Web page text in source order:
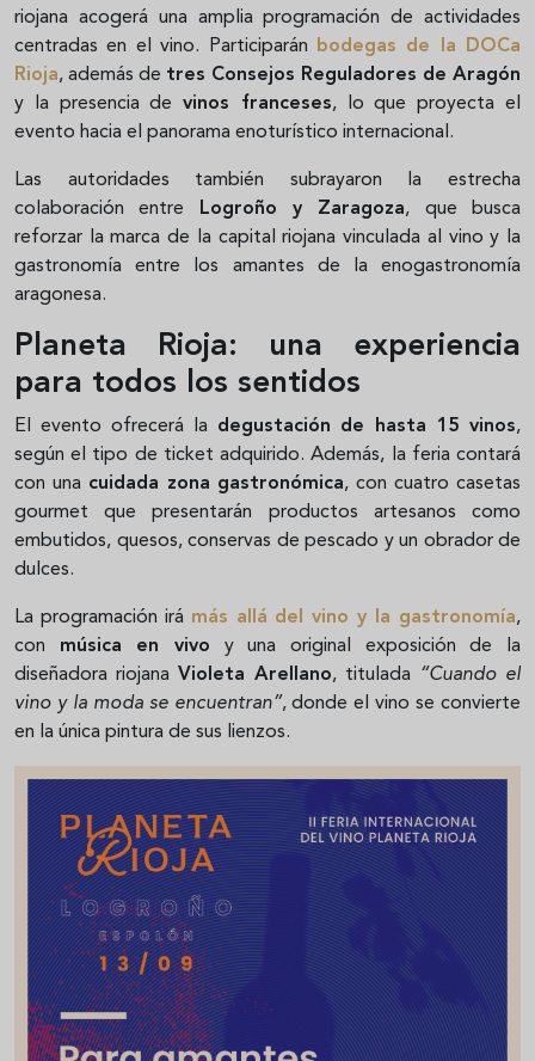
riojana acogerá una amplia programación de actividades
centradas en el vino. Participarán
bodegas de la DOCa
Rioja, además de tres Consejos Reguladores de Aragón
y la presencia devinos franceses, lo que proyecta el
evento hacia el panorama enoturístico internacional.
Las autoridades también subrayaron la estrecha
colaboración entre
Logroño y Zaragoza, que busca
reforzar la marca de la capital riojana vinculada al vino y la
gastronomía entre los amantes de la enogastronomía
aragonesa.
Planeta Rioja: una experiencia
para todos los sentidos
El evento ofrecerá la degustación de hasta 15 vinos,
según el tipo de ticket adquirido. Además, la feria contará
con una cuidada zona gastronómica, con cuatro casetas
gourmet que presentarán productos artesanos como
embutidos, quesos, conservas de pescado y un obrador de
dulces.
La programación irá más allá del vino y la gastronomía,
con música en vivo y una original exposición de la
diseñadora riojana Violeta Arellano, titulada “Cuando el
vino y la moda se encuentran”, donde el vino se convierte
en la única pintura de sus lienzos.